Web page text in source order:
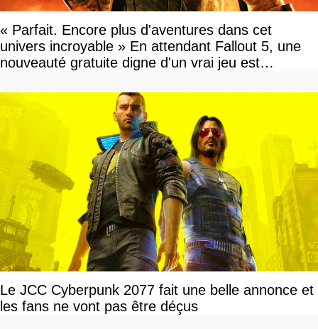
« Parfait. Encore plus d'aventures dans cet
univers incroyable » En attendant Fallout 5, une
nouveauté gratuite digne d'un vrai jeu est
Le JCC Cyberpunk 2077 fait une belle annonce et
les fans ne vont pas être déçus